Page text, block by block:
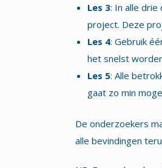
Les 3: In alle
project. Deze
Les 4: Gebruik
het snelst
Les 5: Alle
gaat zo min
De onderzoekers
alle bevindingen